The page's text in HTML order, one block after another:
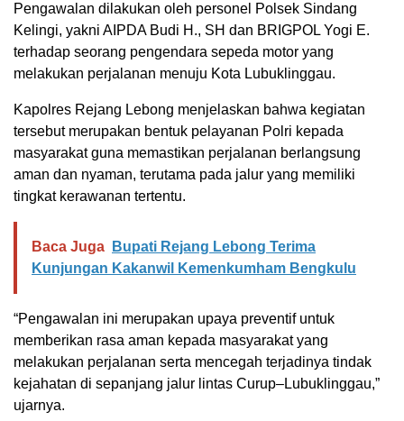
Pengawalan dilakukan oleh personel Polsek Sindang
Kelingi, yakni AIPDA Budi H., SH dan BRIGPOL Yogi E.
terhadap seorang pengendara sepeda motor yang
melakukan perjalanan menuju Kota Lubuklinggau.
Kapolres Rejang Lebong menjelaskan bahwa kegiatan
tersebut merupakan bentuk pelayanan Polri kepada
masyarakat guna memastikan perjalanan berlangsung
aman dan nyaman, terutama pada jalur yang memiliki
tingkat kerawanan tertentu.
Baca Juga
Bupati Rejang Lebong Terima
Kunjungan Kakanwil Kemenkumham Bengkulu
“Pengawalan ini merupakan upaya preventif untuk
memberikan rasa aman kepada masyarakat yang
melakukan perjalanan serta mencegah terjadinya tindak
kejahatan di sepanjang jalur lintas Curup–Lubuklinggau,”
ujarnya.